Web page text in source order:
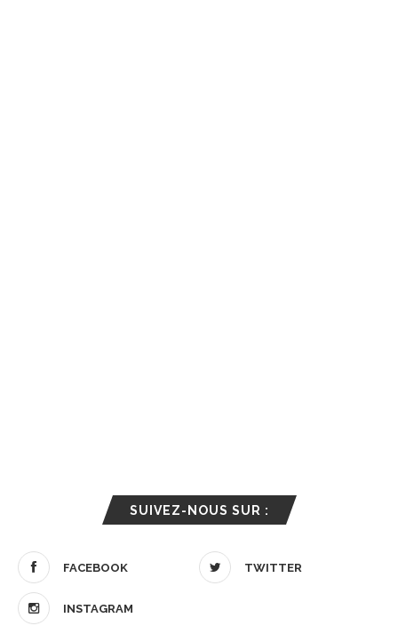
SUIVEZ-NOUS SUR :
FACEBOOK TWITTER
INSTAGRAM